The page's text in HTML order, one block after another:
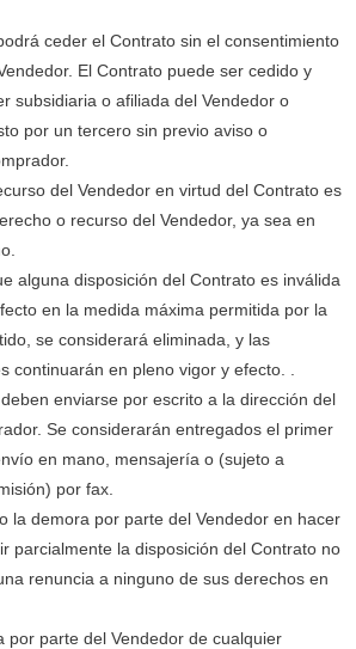
ceder el Contrato sin el consentimiento
El Contrato puede ser cedido y
subsidiaria o afiliada del Vendedor o
por un tercero sin previo aviso o
del Vendedor en virtud del Contrato es
o recurso del Vendedor, ya sea en
alguna disposición del Contrato es inválida
en la medida máxima permitida por la
se considerará eliminada, y las
continuarán en pleno vigor y efecto. .
enviarse por escrito a la dirección del
Se considerarán entregados el primer
en mano, mensajería o (sujeto a
por fax.
la demora por parte del Vendedor en hacer
parcialmente la disposición del Contrato no
renuncia a ninguno de sus derechos en
por parte del Vendedor de cualquier